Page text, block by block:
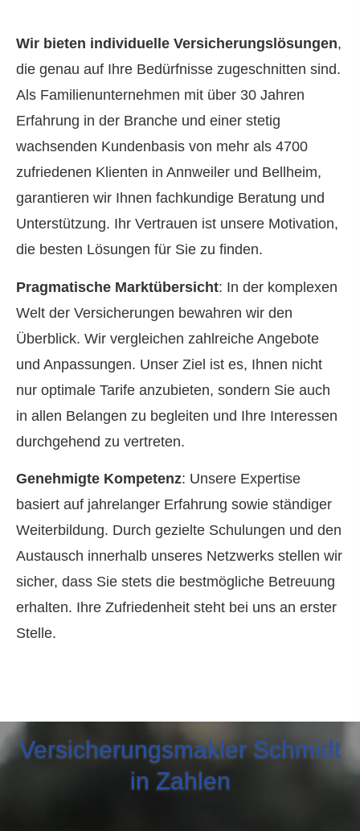
Wir bieten individuelle Versicherungslösungen,
die genau auf Ihre Bedürfnisse zugeschnitten sind.
Als Familienunternehmen mit über 30 Jahren
Erfahrung in der Branche und einer stetig
wachsenden Kundenbasis von mehr als 4700
zufriedenen Klienten in Annweiler und Bellheim,
garantieren wir Ihnen fachkundige Beratung und
Unterstützung. Ihr Vertrauen ist unsere Motivation,
die besten Lösungen für Sie zu finden.
Pragmatische Marktübersicht: In der komplexen
Welt der Versicherungen bewahren wir den
Überblick. Wir ver­gleichen zahlreiche Angebote
und Anpassungen. Unser Ziel ist es, Ihnen nicht
nur optimale Tarife anzubieten, sondern Sie auch
in allen Belangen zu begleiten und Ihre Interessen
durchgehend zu vertreten.
Genehmigte Kompetenz: Unsere Expertise
basiert auf jahrelanger Erfahrung sowie ständiger
Weiterbildung. Durch gezielte Schulungen und den
Austausch innerhalb unseres Netzwerks stellen wir
sicher, dass Sie stets die bestmögliche Betreuung
erhalten. Ihre Zufriedenheit steht bei uns an erster
Stelle.
Ver­sicherungs­makler Schmidt
in Zahlen